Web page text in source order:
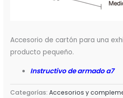
Accesorio de cartón para una
producto pequeño.
Instructivo de armado a7
Categorías:Accesorios y